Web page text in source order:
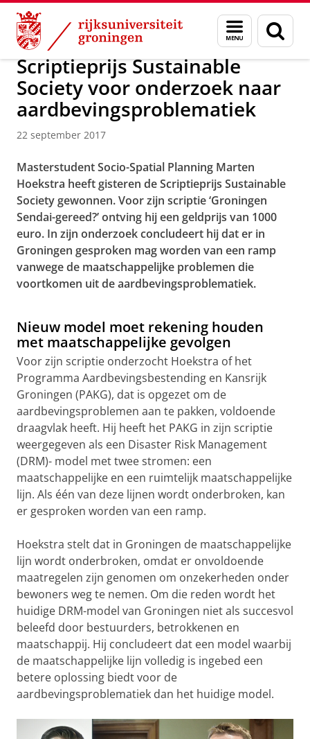
Skip
Content
Skip
Navigation
Menu
en
zoeken
Over ons Actueel Nieuws Nieuwsberichten
Scriptieprijs Sustainable
Society voor onderzoek naar
aardbevingsproblematiek
22 september 2017
Masterstudent Socio-Spatial Planning Marten
Hoekstra heeft gisteren de Scriptieprijs Sustainable
Society gewonnen. Voor zijn scriptie ‘Groningen
Sendai-gereed?’ ontving hij een geldprijs van 1000
euro. In zijn onderzoek concludeert hij dat er in
Groningen gesproken mag worden van een ramp
vanwege de maatschappelijke problemen die
voortkomen uit de aardbevingsproblematiek.
video te zien
Nieuw model moet rekening houden
met maatschappelijke gevolgen
Voor zijn scriptie onderzocht Hoekstra of het
Programma Aardbevingsbestending en Kansrijk
Groningen (PAKG), dat is opgezet om de
aardbevingsproblemen aan te pakken, voldoende
draagvlak heeft. Hij heeft het PAKG in zijn scriptie
weergegeven als een Disaster Risk Management
(DRM)- model met twee stromen: een
maatschappelijke en een ruimtelijk maatschappelijke
lijn. Als één van deze lijnen wordt onderbroken, kan
er gesproken worden van een ramp.
Hoekstra stelt dat in Groningen de maatschappelijke
lijn wordt onderbroken, omdat er onvoldoende
maatregelen zijn genomen om onzekerheden onder
bewoners weg te nemen. Om die reden wordt het
huidige DRM-model van Groningen niet als succesvol
beleefd door bestuurders, betrokkenen en
maatschappij. Hij concludeert dat een model waarbij
de maatschappelijke lijn volledig is ingebed een
betere oplossing biedt voor de
aardbevingsproblematiek dan het huidige model.